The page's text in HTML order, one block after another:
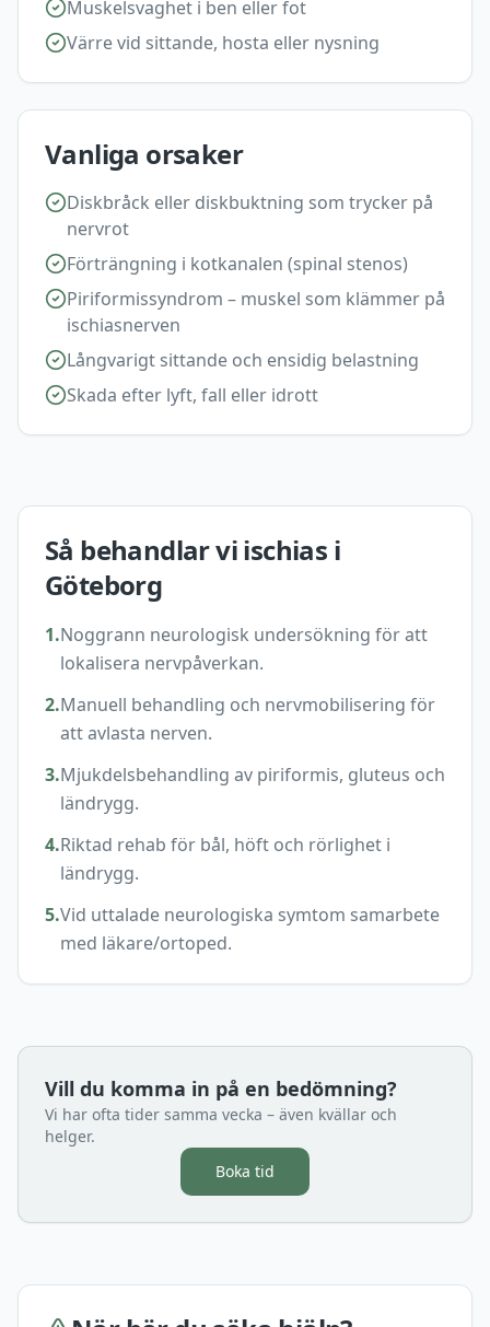
Muskelsvaghet i ben eller fot
Värre vid sittande, hosta eller nysning
Vanliga orsaker
Diskbråck eller diskbuktning som trycker på
nervrot
Förträngning i kotkanalen (spinal stenos)
Piriformissyndrom – muskel som klämmer på
ischiasnerven
Långvarigt sittande och ensidig belastning
Skada efter lyft, fall eller idrott
Så behandlar viischias i
Göteborg
1.Noggrann neurologisk undersökning för att
lokalisera nervpåverkan.
2.Manuell behandling och nervmobilisering för
att avlasta nerven.
3.Mjukdelsbehandling av piriformis, gluteus och
ländrygg.
4.Riktad rehab för bål, höft och rörlighet i
ländrygg.
5.Vid uttalade neurologiska symtom samarbete
med läkare/ortoped.
Vill du komma in på en bedömning?
Vi har ofta tider samma vecka – även kvällar och
helger.
Boka tid